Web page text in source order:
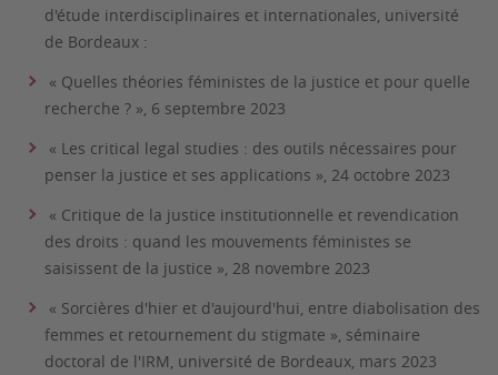
d'étude interdisciplinaires et internationales, université
de Bordeaux :
« Quelles théories féministes de la justice et pour quelle
recherche ? », 6 septembre 2023
« Les critical legal studies : des outils nécessaires pour
penser la justice et ses applications », 24 octobre 2023
« Critique de la justice institutionnelle et revendication
des droits : quand les mouvements féministes se
saisissent de la justice », 28 novembre 2023
« Sorcières d'hier et d'aujourd'hui, entre diabolisation des
femmes et retournement du stigmate », séminaire
doctoral de l'IRM, université de Bordeaux, mars 2023